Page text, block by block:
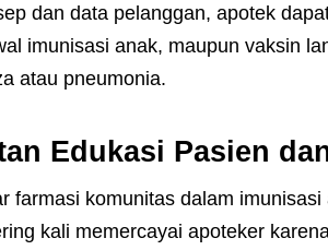
dan data pelanggan, apotek
imunisasi anak, maupun vaksin
atau pneumonia.
Edukasi Pasien
farmasi komunitas dalam
kali memercayai apoteker